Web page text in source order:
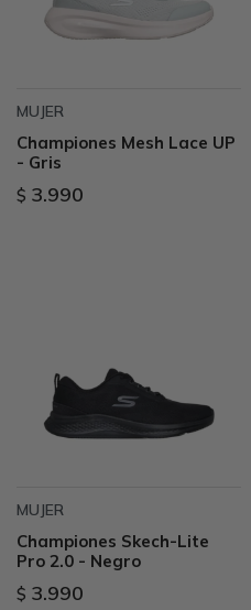
MUJER
Championes Mesh Lace UP
- Gris
$ 3.990
MUJER
Championes Skech-Lite
Pro 2.0 - Negro
$ 3.990